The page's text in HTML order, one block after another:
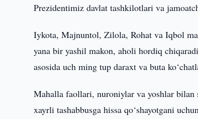
Prezidentimiz davlat tashkilotlari va
Iykota, Majnuntol, Zilola, Rohat va Iqbol
yana bir yashil makon, aholi hordiq
asosida uch ming tup daraxt va buta
Mahalla faollari, nuroniylar va yoshlar
xayrli tashabbusga hissa qo‘shayotgani